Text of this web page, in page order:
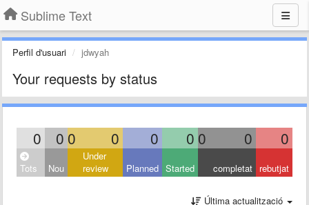
Sublime Text
Perfil d'usuari jdwyah
Your requests by status
0 0 0 0 0 0 0 0 0
Tots Nou
Under
review
Planned Started completat rebutjat
Última actualització